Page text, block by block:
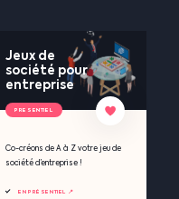
Jeux de
société pour
entreprise
Co-créons de A à Z votre jeu de
société d’entreprise !
EN PRÉSENTIEL 📍
PRESENTIEL